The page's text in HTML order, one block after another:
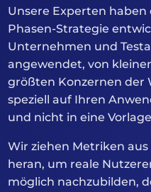
Unsere Experten
Phasen-Strategie
Unternehmen und
angewendet, von
größten Konzernen der
speziell auf Ihren
und nicht in eine
Wir ziehen Metriken
heran, um reale
möglich nachzubilden,